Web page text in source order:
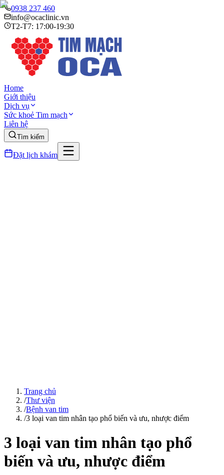
0938 237 460
info@ocaclinic.vn
T2-T7: 17:00-19:30
Home
Giới thiệu
Dịch vụ
Sức khoẻ Tim mạch
Liên hệ
Tìm kiếm
Đặt lịch khám
Trang chủ
/Thư viện
/Bệnh van tim
/3 loại van tim nhân tạo phổ biến và ưu, nhược điểm
3 loại van tim nhân tạo phổ
biến và ưu, nhược điểm